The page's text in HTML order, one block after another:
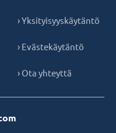
› Yksityisyyskäytäntö
› Evästekäytäntö
› Ota yhteyttä